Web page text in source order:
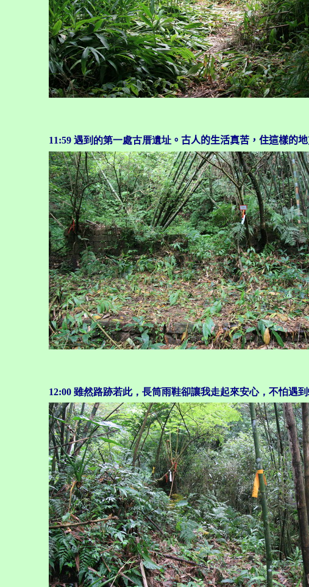
11:59 遇到的第一處古厝遺址 。古人的生活真苦，住這樣的
12:00 雖然路跡若此，長筒雨鞋卻讓我走起來安心，不怕遇到